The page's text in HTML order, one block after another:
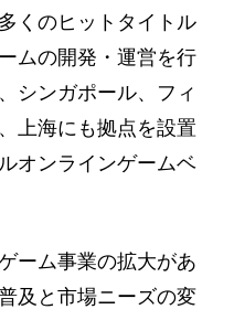
くのヒットタイトル
ムの開発・運営を行
シンガポール、フィ
上海にも拠点を設置
オンラインゲームベ
ーム事業の拡大があ
及と市場ニーズの変